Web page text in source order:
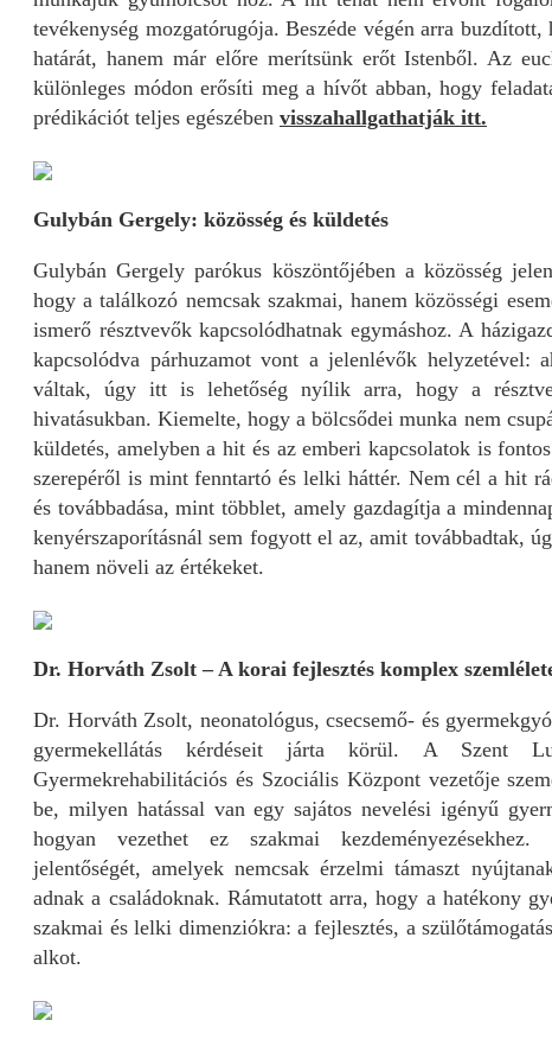
tevékenység mozgatórugója. Beszéde végén arra
határát, hanem már előre merítsünk erőt Istenből. Az
különleges módon erősíti meg a hívőt abban, hogy
prédikációt teljes egészében visszahallgathatják itt.
Gulybán Gergely: közösség és küldetés
Gulybán Gergely parókus köszöntőjében a közösség
hogy a találkozó nemcsak szakmai, hanem közösségi
ismerő résztvevők kapcsolódhatnak egymáshoz. A
kapcsolódva párhuzamot vont a jelenlévők helyzetével:
váltak, úgy itt is lehetőség nyílik arra, hogy a
hivatásukban. Kiemelte, hogy a bölcsődei munka nem
küldetés, amelyben a hit és az emberi kapcsolatok is
szerepéről is mint fenntartó és lelki háttér. Nem cél a hit
és továbbadása, mint többlet, amely gazdagítja a
kenyérszaporításnál sem fogyott el az, amit továbbadtak,
hanem növeli az értékeket.
Dr. Horváth Zsolt – A korai fejlesztés komplex
Dr. Horváth Zsolt, neonatológus, csecsemő- és
gyermekellátás kérdéseit járta körül. A Szent
Gyermekrehabilitációs és Szociális Központ vezetője
be, milyen hatással van egy sajátos nevelési igényű
hogyan vezethet ez szakmai kezdeményezésekhez.
jelentőségét, amelyek nemcsak érzelmi támaszt
adnak a családoknak. Rámutatott arra, hogy a hatékony
szakmai és lelki dimenziókra: a fejlesztés, a
alkot.